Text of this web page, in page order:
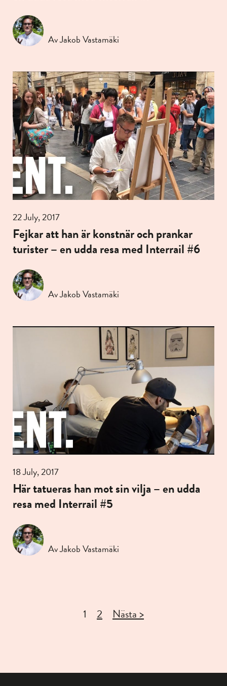
Av Jakob Vastamäki
22 July, 2017
Fejkar att han är konstnär och prankar
turister – en udda resa med Interrail #6
Av Jakob Vastamäki
18 July, 2017
Här tatueras han mot sin vilja – en udda
resa med Interrail #5
Av Jakob Vastamäki
1 2 Nästa >